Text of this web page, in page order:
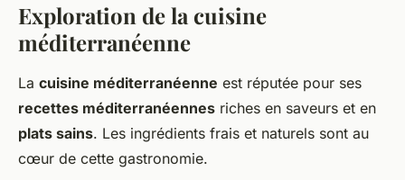
Exploration de la cuisine
méditerranéenne
La cuisine méditerranéenne est réputée pour ses
recettes méditerranéennes riches en saveurs et en
plats sains. Les ingrédients frais et naturels sont au
cœur de cette gastronomie.